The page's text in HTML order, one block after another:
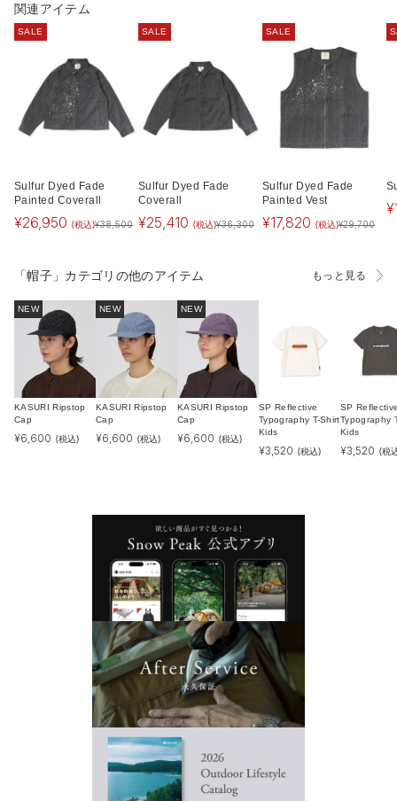
関連アイテム
SALE
Sulfur Dyed Fade
Painted Coverall
¥26,950 (税込)¥38,500
SALE
Sulfur Dyed Fade
Coverall
¥25,410 (税込)¥36,300
SALE
Sulfur Dyed Fade
Painted Vest
¥17,820 (税込)¥29,700
¥
「帽子」カテゴリの他のアイテム もっと見る
NEW
KASURI Ripstop
Cap
¥6,600 (税込)
NEW
KASURI Ripstop
Cap
¥6,600 (税込)
NEW
KASURI Ripstop
Cap
¥6,600 (税込)
SP Reflective
Typography T-Shirt
Kids
¥3,520 (税込)
SP
Typography
Kids
¥3,520 (税